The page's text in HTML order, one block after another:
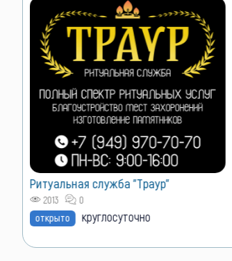
Ритуальная служба "Траур"
2013
0
открыто
круглосуточно